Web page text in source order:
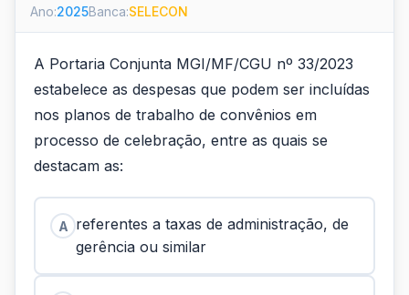
Ano:2025Banca:SELECON
A Portaria Conjunta MGI/MF/CGU nº 33/2023
estabelece as despesas que podem ser incluídas
nos planos de trabalho de convênios em
processo de celebração, entre as quais se
destacam as:
A referentes a taxas de administração, de
gerência ou similar